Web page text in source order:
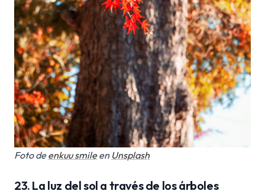
Foto deenkuu smileen Unsplash
23. La luz del sol a través de los árboles